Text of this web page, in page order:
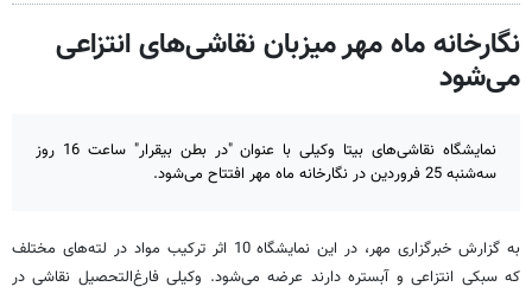
نگارخانه ماه مهر میزبان نقاشی‌های انتزاعی
می‌شود
نمایشگاه نقاشی‌های بیتا وکیلی با عنوان "در بطن بیقرار" ساعت 16 روز
سه‌شنبه 25 فروردین در نگارخانه ماه مهر افتتاح می‌شود.
به گزارش خبرگزاری مهر، در این نمایشگاه 10 اثر ترکیب مواد در لته‌های مختلف
که سبکی انتزاعی و آبستره دارند عرضه می‌شود. وکیلی فارغ‌التحصیل نقاشی در